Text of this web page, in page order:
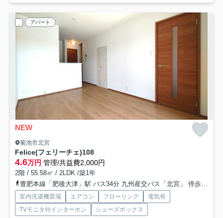
アパート
NEW
菊池市北宮
Felice(フェリーチェ)108
4.6万円 管理/共益費2,000円
2階 / 55.58㎡ / 2LDK /築1年
豊肥本線「肥後大津」駅 バス34分 九州産交バス「北宮」 停歩2分
室内洗濯機置場 エアコン フローリング
電気有
TVモニタ付インターホン
シューズボックス